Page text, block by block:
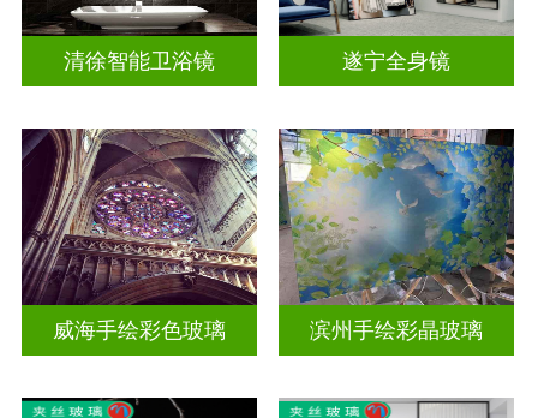
清徐智能卫浴镜 遂宁全身镜
威海手绘彩色玻璃 滨州手绘彩晶玻璃